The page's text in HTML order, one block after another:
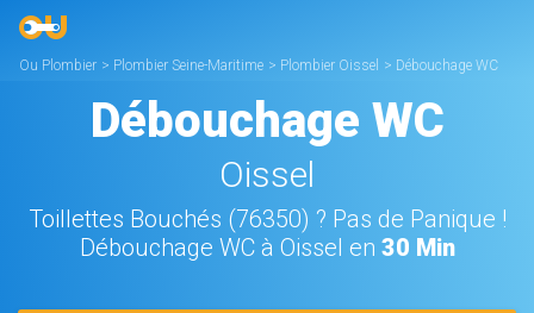
Ou Plombier > Plombier Seine-Maritime > Plombier Oissel > Débouchage WC
Débouchage WC
Oissel
Toillettes Bouchés (76350) ? Pas de Panique !
Débouchage WC à Oissel en 30 Min